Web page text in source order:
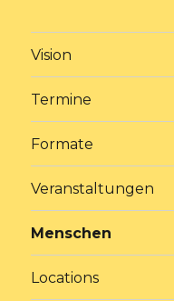
Vision
Termine
Formate
Veranstaltungen
Menschen
Locations